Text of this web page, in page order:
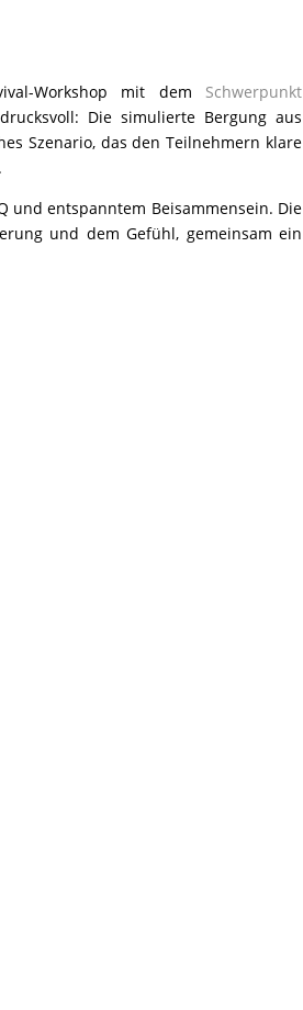
Workshop mit dem Schwerpunkt
Die simulierte Bergung aus
Szenario, das den Teilnehmern klare
und entspanntem Beisammensein. Die
und dem Gefühl, gemeinsam ein